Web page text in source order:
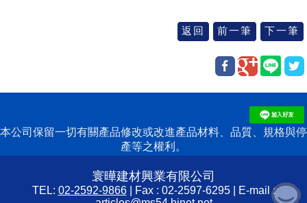
本公司保留一切有關產品修改或改進產品材料、品質、規格與停
產等之權利。
寰曄建材興業有限公司
TEL: 02-2592-9866| Fax : 02-2597-6295 | E-mail :